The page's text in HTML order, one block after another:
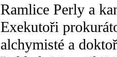
Ramlice Perly a
Exekutoři
alchymisté a